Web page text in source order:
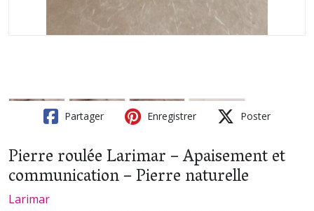
Partager Enregistrer Poster
Pierre roulée Larimar – Apaisement et
communication – Pierre naturelle
Larimar